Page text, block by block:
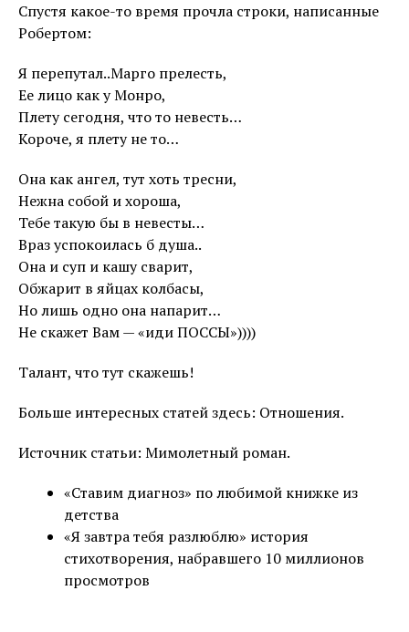
Спустя какое-то время прочла строки, написанные
Робертом:
Я перепутал..Марго прелесть,
Ее лицо как у Монро,
Плету сегодня, что то невесть…
Короче, я плету не то…
Она как ангел, тут хоть тресни,
Нежна собой и хороша,
Тебе такую бы в невесты…
Враз успокоилась б душа..
Она и суп и кашу сварит,
Обжарит в яйцах колбасы,
Но лишь одно она напарит…
Не скажет Вам — «иди ПОССЫ»))))
Талант, что тут скажешь!
Больше интересных статей здесь: Отношения.
Источник статьи: Мимолетный роман.
«Ставим диагноз» по любимой книжке из
детства
«Я завтра тебя разлюблю» история
стихотворения, набравшего 10 миллионов
просмотров